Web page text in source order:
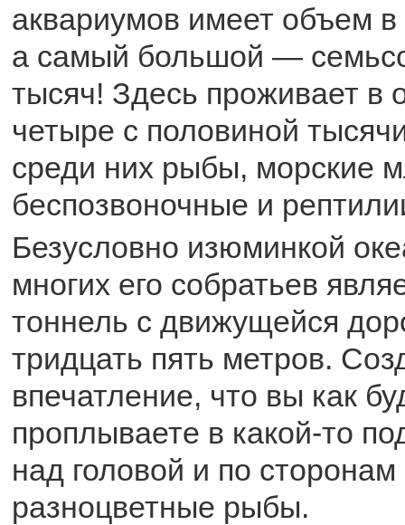
аквариумов имеет объем в
а самый большой —
тысяч! Здесь проживает в
четыре с половиной
среди них рыбы, морские
беспозвоночные и
Безусловно изюминкой
многих его собратьев
тоннель с движущейся
тридцать пять метров.
впечатление, что вы как
проплываете в какой-то
над головой и по сторонам
разноцветные рыбы.